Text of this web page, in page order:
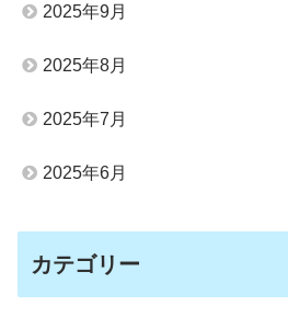
2025年9月
2025年8月
2025年7月
2025年6月
カテゴリー